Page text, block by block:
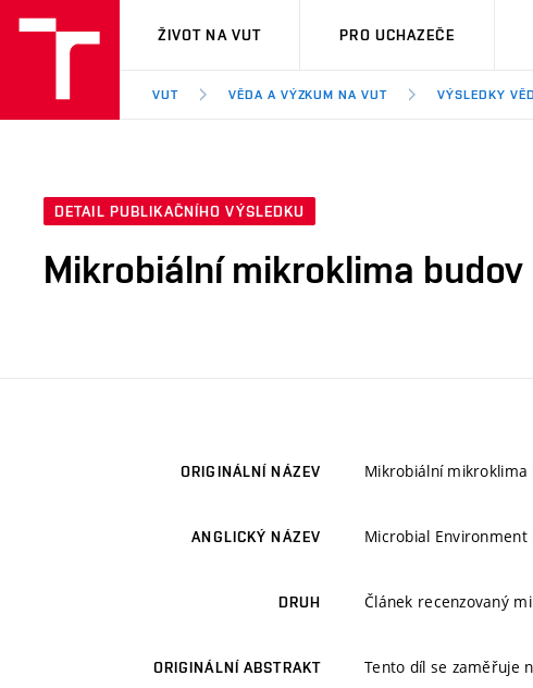
VUT
ŽIVOT NA VUT PRO UCHAZEČE
VUT VĚDA A VÝZKUM NA VUT VÝSLEDKY
DETAIL PUBLIKAČNÍHO VÝSLEDKU
Mikrobiální mikroklima
ORIGINÁLNÍ NÁZEV Mikrobiální mikroklima
ANGLICKÝ NÁZEV Microbial
DRUH Článek recenzovaný
ORIGINÁLNÍ ABSTRAKT
Tento díl se zaměřuje